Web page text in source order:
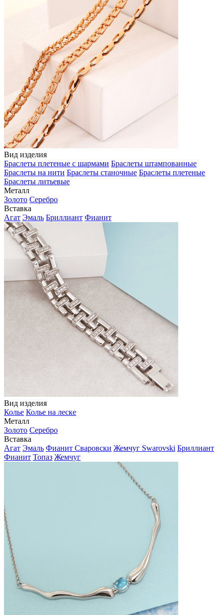
Вид изделия
Браслеты плетеные с шармами Браслеты штампованные
Браслеты на нити Браслеты станочные Браслеты плетеные
Браслеты литьевые
Металл
Золото Серебро
Вставка
Агат Эмаль Бриллиант Фианит
Вид изделия
Колье Колье на леске
Металл
Золото Серебро
Вставка
Агат Эмаль Фианит Сваровски Жемчуг Swarovski Бриллиант
Фианит Топаз Жемчуг